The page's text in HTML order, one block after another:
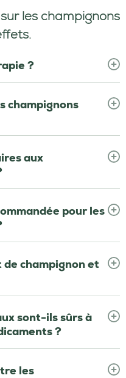
les champignons
?
champignons
aux
pour les
champignon et
sont-ils sûrs à
?
les